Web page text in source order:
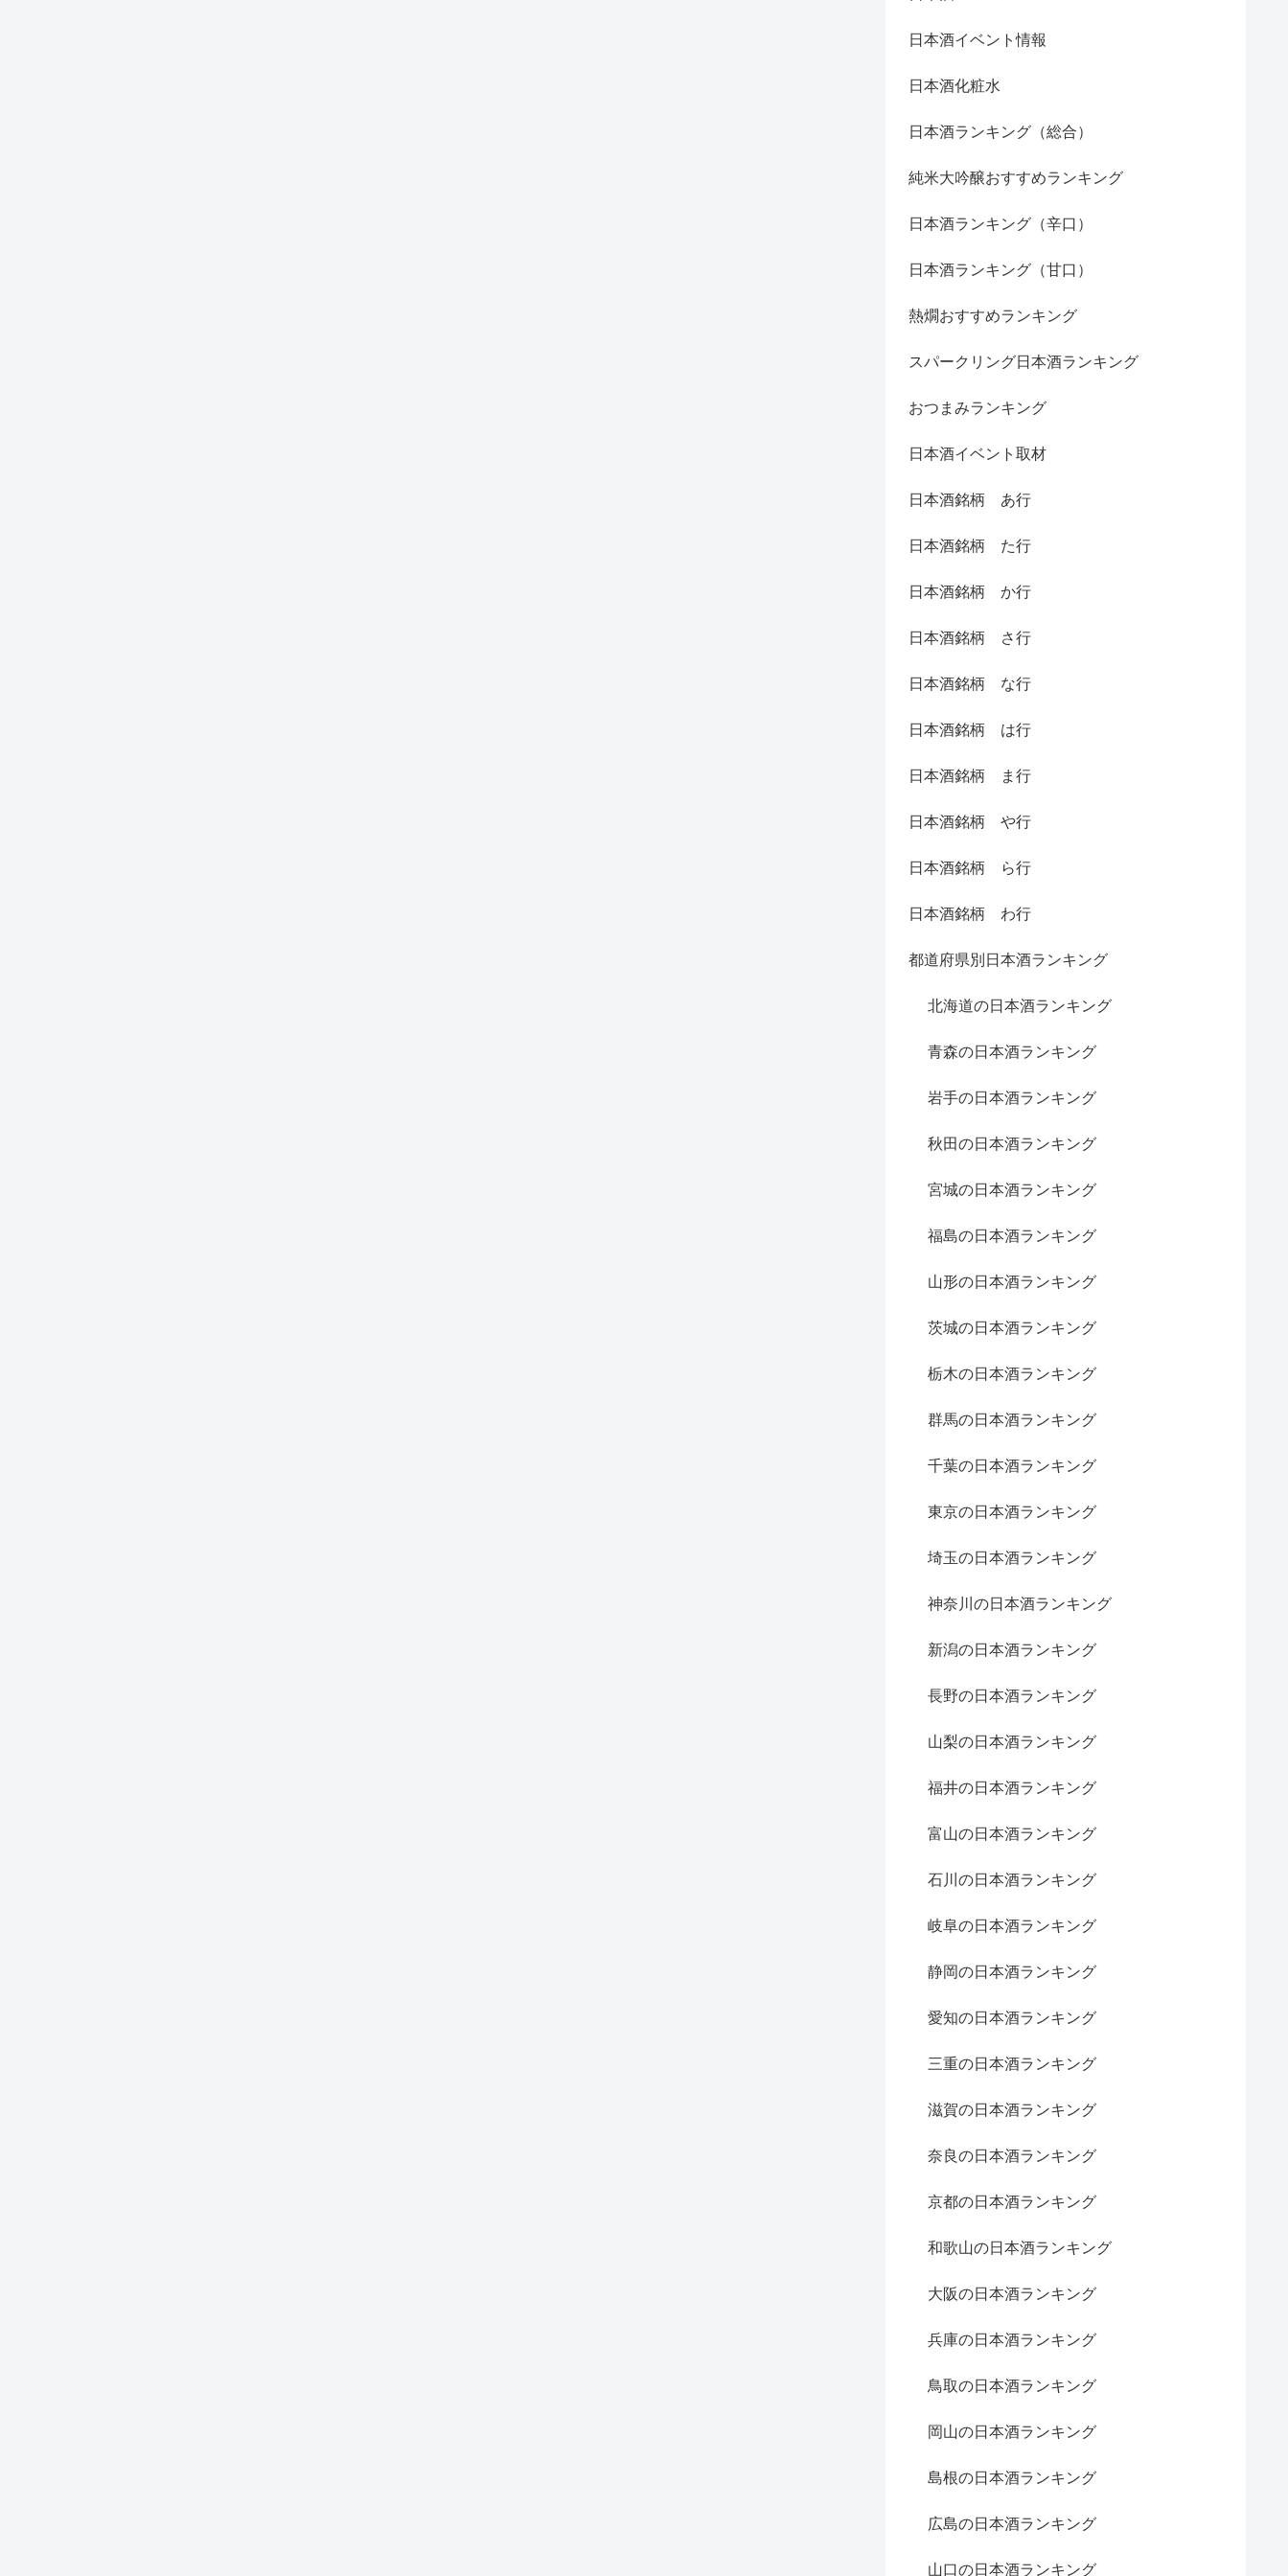
日本酒イベント情報
日本酒化粧水
日本酒ランキング（総合）
純米大吟醸おすすめランキング
日本酒ランキング（辛口）
日本酒ランキング（甘口）
熱燗おすすめランキング
スパークリング日本酒ランキング
おつまみランキング
日本酒イベント取材
日本酒銘柄 あ行
日本酒銘柄 た行
日本酒銘柄 か行
日本酒銘柄 さ行
日本酒銘柄 な行
日本酒銘柄 は行
日本酒銘柄 ま行
日本酒銘柄 や行
日本酒銘柄 ら行
日本酒銘柄 わ行
都道府県別日本酒ランキング
北海道の日本酒ランキング
青森の日本酒ランキング
岩手の日本酒ランキング
秋田の日本酒ランキング
宮城の日本酒ランキング
福島の日本酒ランキング
山形の日本酒ランキング
茨城の日本酒ランキング
栃木の日本酒ランキング
群馬の日本酒ランキング
千葉の日本酒ランキング
東京の日本酒ランキング
埼玉の日本酒ランキング
神奈川の日本酒ランキング
新潟の日本酒ランキング
長野の日本酒ランキング
山梨の日本酒ランキング
福井の日本酒ランキング
富山の日本酒ランキング
石川の日本酒ランキング
岐阜の日本酒ランキング
静岡の日本酒ランキング
愛知の日本酒ランキング
三重の日本酒ランキング
滋賀の日本酒ランキング
奈良の日本酒ランキング
京都の日本酒ランキング
和歌山の日本酒ランキング
大阪の日本酒ランキング
兵庫の日本酒ランキング
鳥取の日本酒ランキング
岡山の日本酒ランキング
島根の日本酒ランキング
広島の日本酒ランキング
山口の日本酒ランキング